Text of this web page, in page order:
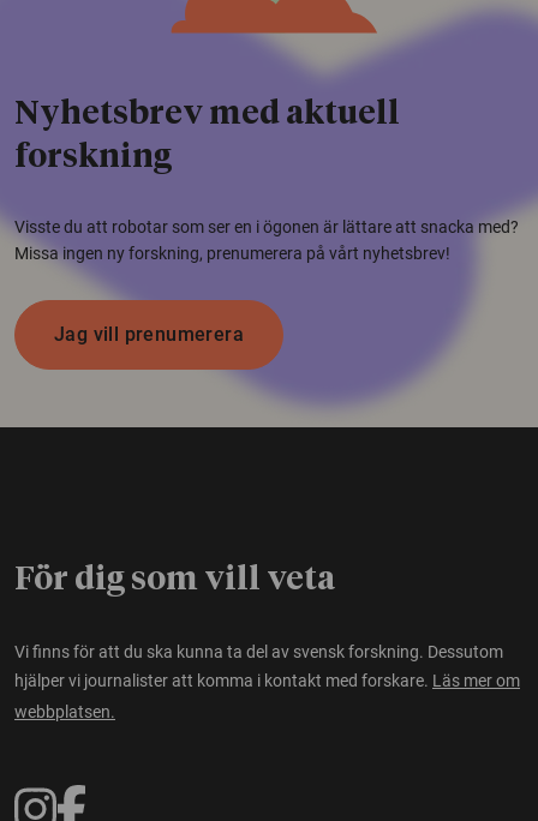
Nyhetsbrev med aktuell
forskning
Visste du att robotar som ser en i ögonen är lättare att snacka med?
Missa ingen ny forskning, prenumerera på vårt nyhetsbrev!
Jag vill prenumerera
För dig som vill veta
Vi finns för att du ska kunna ta del av svensk forskning. Dessutom
hjälper vi journalister att komma i kontakt med forskare. Läs mer om
webbplatsen.